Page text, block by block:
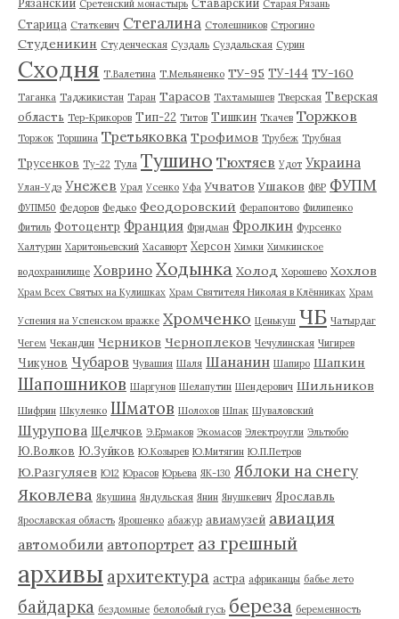
Сретенский монастырь Старая Рязань
Старица Статкевич Стегалина Столешников Строгино
Студеникин Студенческая Суздаль Суздальская Сурин
Сходня Т.Валетина Т.Мельяненко ТУ-95 ТУ-144 ТУ-160
Таганка Таджикистан Таран Тарасов Тахтамышев Тверская Тверская
область Тер-Крикоров Тип-22 Титов Тишкин Ткачев Торжков
Торжок Торшина Третьяковка Трофимов Трубеж Трубная
Трусенков Ту-22 Тула Тушино Тюхтяев Удот Украина
Улан-Удэ Унежев Урал Усенко Уфа Учватов Ушаков ФВР ФУПМ
ФУПМ50 Федоров Федько Феодоровский Ферапонтово Филипенко
Фитиль Фотоцентр Франция Фридман Фролкин Фурсенко
Халтурин Харитоньевский Хасавюрт Херсон Химки Химкинское
водохранилище Ховрино Ходынка Холод Хорошево Хохлов
Храм Всех Святых на Кулишках Храм Святителя Николая в Клённиках Храм
Успения на Успенском вражке Хромченко Ценькуш ЧБ Чатырдаг
Чегем Чекандин Черников Черноплеков Чечулинская Чигирев
Чикунов Чубаров Чувашия Шаля Шананин Шапиро Шапкин
Шапошников Шаргунов Шелапутин Шендерович Шильников
Шифрин Шкуленко Шматов Шолохов Шпак Шуваловский
Шурупова Щелчков Э.Ермаков Экомасов Электроугли Эльтюбю
Ю.Волков Ю.Зуйков Ю.Козырев Ю.Митягин Ю.П.Петров
Ю.Разгуляев Ю12 Юрасов Юрьева ЯК-130 Яблоки на снегу
Яковлева Якушина Яндульская Янин Янушкевич Ярославль
Ярославская область Ярошенко абажур авиамузей авиация
автомобили автопортрет аз грешный
архивы архитектура астра африканцы бабье лето
байдарка бездомные белолобый гусь береза беременность